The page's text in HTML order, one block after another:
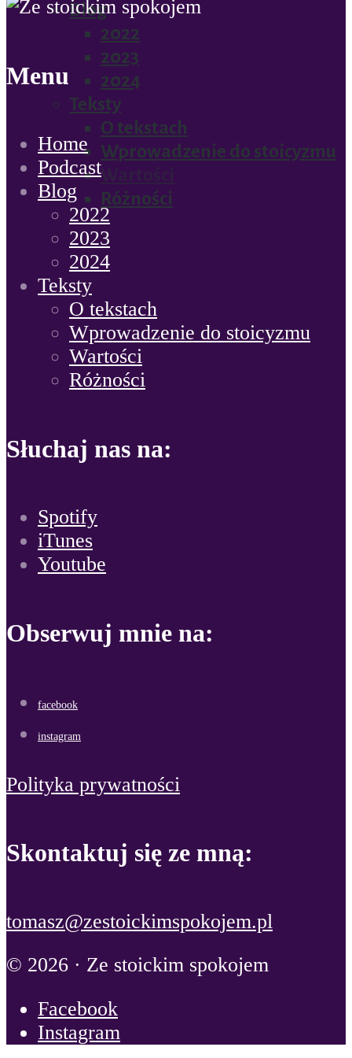
Blog
2022
2023
2024
Teksty
O tekstach
Wprowadzenie do stoicyzmu
Wartości
Różności
Menu
Home
Podcast
Blog
2022
2023
2024
Teksty
O tekstach
Wprowadzenie do stoicyzmu
Wartości
Różności
Słuchaj nas na:
Spotify
iTunes
Youtube
Obserwuj mnie na:
facebook
instagram
Polityka prywatności
Skontaktuj się ze mną:
tomasz@zestoickimspokojem.pl
© 2026 · Ze stoickim spokojem
Facebook
Instagram